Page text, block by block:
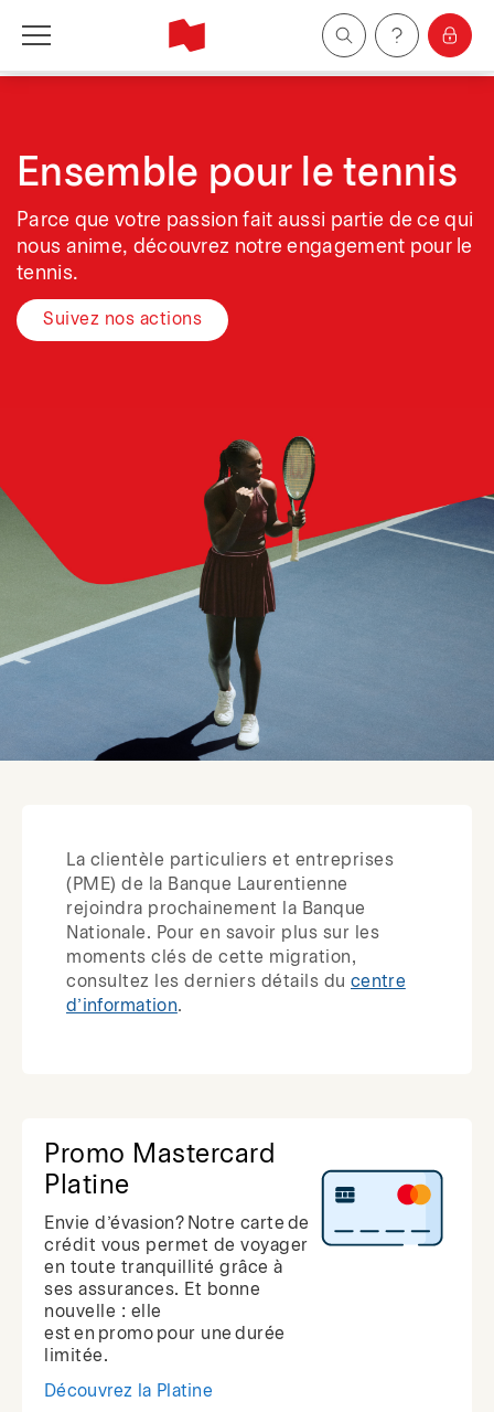
Entreprises
Gestion de patrimoine
À propos de nous
Devenir client
Ensemble pour le tennis
Parce que votre passion fait aussi partie de ce qui
nous anime, découvrez notre engagement pour le
tennis.
Suivez nos actions
La clientèle particuliers et entreprises
(PME) de la Banque Laurentienne
rejoindra prochainement la Banque
Nationale. Pour en savoir plus sur les
moments clés de cette migration,
consultez les derniers détails du centre
d’information.
Promo Mastercard
Platine
Envie d’évasion? Notre carte de
crédit vous permet de voyager
en toute tranquillité grâce à
ses assurances. Et bonne
nouvelle : elle
est en promo pour une durée
limitée.
Découvrez la Platine